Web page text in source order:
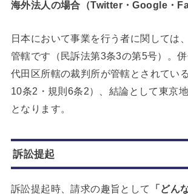
海外法人の場合（Twitter・Google・
日本において事業を行う者に関しては
管轄です（民訴法第3条3の第5号）。
代田区所轄の裁判所が管轄とされてい
10条2・規則6条2）、結論として東京
となります。
訴訟提起
訴訟提起時、請求の趣旨として
「どん